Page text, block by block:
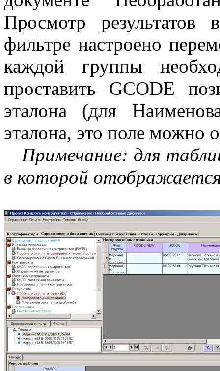
Просмотр
фильтре настроено
каждой группы
проставить GCODE
эталона (для
эталона, это поле можно
Примечание: для
в которой